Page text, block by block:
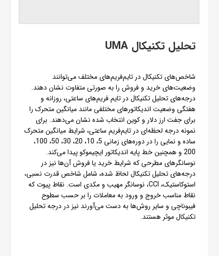
تحلیل تکنیکال UMA
شاخص‌های تکنیکال در تایم‌فریم‌های مختلف می‌توانند
وضعیت‌های خرید و فروش را به صورتی متفاوت نشان دهند.
درجه‌های تحلیل تکنیکال در تایم فریم‌های ساعتی، روزانه و
هفتگی وضعیت اندیکاتورهای مختلفی مانند میانگین متحرک را
برای جفت ارز دلار و کوین انتخاب شده نشان می‌دهند. برای
نمونه درجه لحظه‌ای در تایم‌فریم ساعتی، شرایط میانگین متحرک
ساده و نمایی را در دوره‌های زمانی 5، 10، 20، 30، 50، 100،
200 و همچنین خط پایه اندیکاتور ایچیموکو پیدا می‌کند.
نوسانگرهای مطرحی که شرایط خرید یا فروش آن‌ها نیز در
درجه‌های تحلیل تکنیکال لحاظ شده، شامل شاخص قدرت نسبی،
استوکاستیک، CCI، نوسانگر مهیب و مکدی است. نقاط پیوت که
نقاط مناسب خروج و ورود به معاملات را بر حسب سطوح
فیبوناچی و سایر روش‌ها به دست می‌آورند نیز در درجه تحلیل
تکنیکال موثر هستند.